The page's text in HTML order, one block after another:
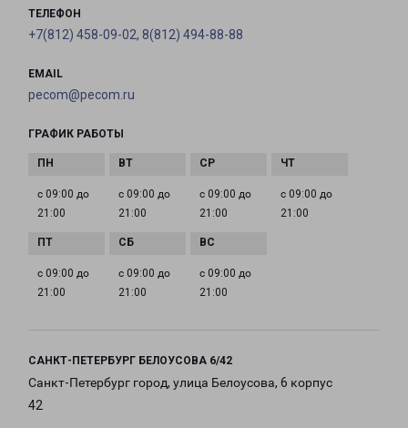
ТЕЛЕФОН
+7(812) 458-09-02, 8(812) 494-88-88
EMAIL
pecom@pecom.ru
ГРАФИК РАБОТЫ
с 09:00 до
21:00
с 09:00 до
21:00
с 09:00 до
21:00
с 09:00 до
21:00
с 09:00 до
21:00
с 09:00 до
21:00
с 09:00 до
21:00
САНКТ-ПЕТЕРБУРГ БЕЛОУСОВА 6/42
Санкт-Петербург город, улица Белоусова, 6 корпус
42